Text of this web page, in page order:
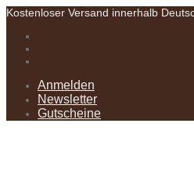
Kostenloser Versand innerhalb
Anmelden
Newsletter
Gutscheine